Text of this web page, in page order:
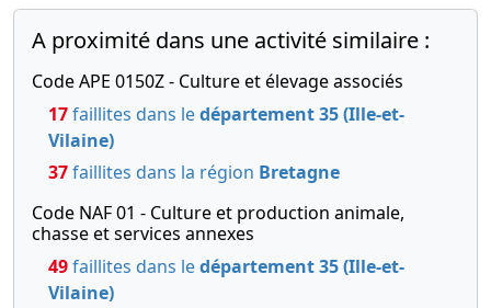
A proximité dans une activité similaire :
Code APE 0150Z - Culture et élevage associés
17faillites dans ledépartement 35 (Ille-et-
Vilaine)
37faillites dans la région Bretagne
Code NAF 01 - Culture et production animale,
chasse et services annexes
49faillites dans ledépartement 35 (Ille-et-
Vilaine)